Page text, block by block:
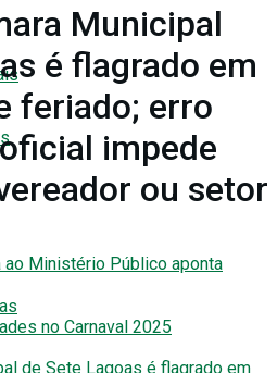
Municipal
é flagrado em
feriado; erro
impede
ou setor